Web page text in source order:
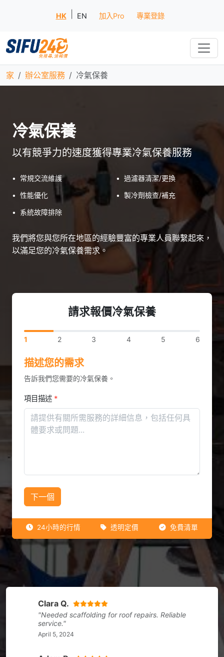
HK EN 加入Pro 專業登錄
家 辦公室服務 冷氣保養
冷氣保養
以有競爭力的速度獲得專業冷氣保養服務
• 常規交流維護 • 過濾器清潔/更換
• 性能優化 • 製冷劑檢查/補充
•
系統故障排除
我們將您與您所在地區的經驗豐富的專業人員聯繫起來，
以滿足您的冷氣保養需求。
請求報價冷氣保養
1 2 3 4 5 6
描述您的需求
告訴我們您需要的冷氣保養。
項目描述 *
下一個
24小時的行情 透明定價 免費清單
Clara Q.
"Needed scaffolding for roof repairs. Reliable
service."
April 5, 2024